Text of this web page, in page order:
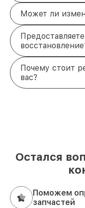
Может ли
Почему стоит
вас?
Остался
Поможем
запчастей